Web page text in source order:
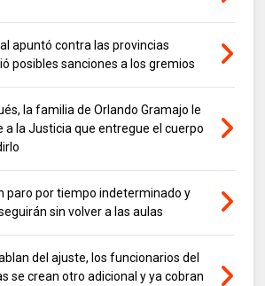
apuntó contra las provincias
posibles sanciones a los gremios
la familia de Orlando Gramajo le
a la Justicia que entregue el cuerpo
paro por tiempo indeterminado y
sin volver a las aulas
del ajuste, los funcionarios del
se crean otro adicional y ya cobran